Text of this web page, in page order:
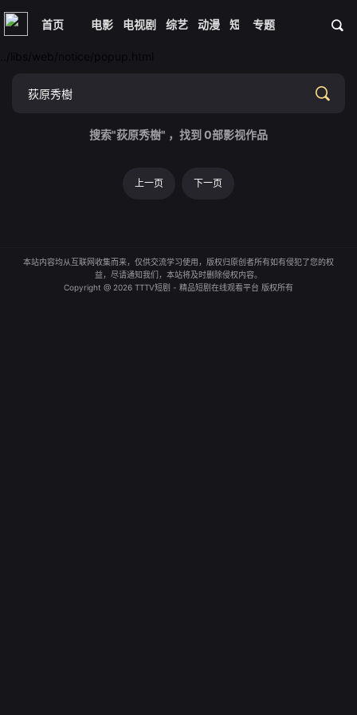
首页 电影 电视剧 综艺 动漫 短剧大全 资讯
专题
搜索"荻原秀樹" ，找到 0部影视作品
上一页 下一页
本站内容均从互联网收集而来，仅供交流学习使用，版权归原创者所有如有侵犯了您的权
益，尽请通知我们，本站将及时删除侵权内容。
Copyright @ 2026 TTTV短剧 - 精品短剧在线观看平台 版权所有